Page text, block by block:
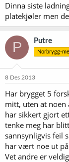
Dinna siste
platekjøler men
P Putre
Norbrygg-
8 Des 2013
Har brygget 5
mitt, uten at noen
har sikkert gjort
tenke meg har
sannsynligvis feil
har vært noe ut
Vet andre er